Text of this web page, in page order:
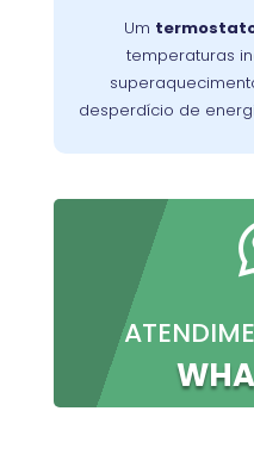
Um
temperaturas
desperdício de
regulagem
garantindo
em cada preparo.
vida útil do
.